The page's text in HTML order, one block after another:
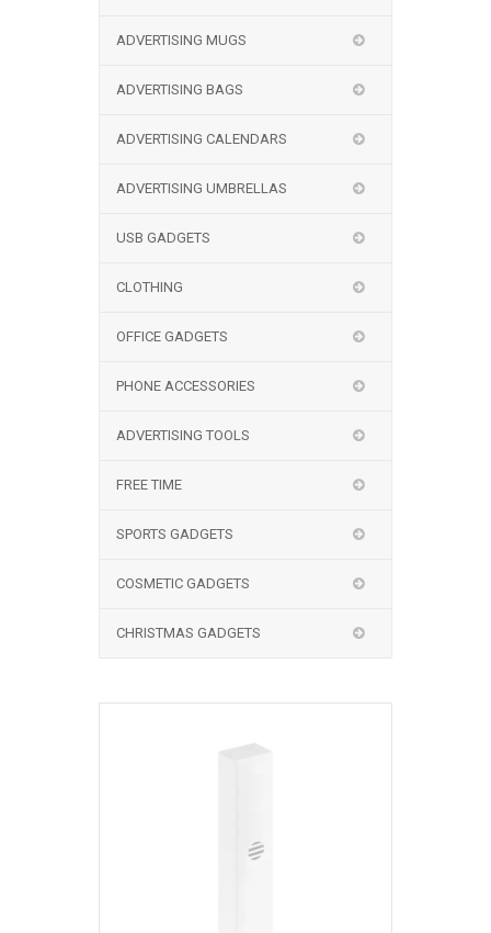
ADVERTISING MUGS
ADVERTISING BAGS
ADVERTISING CALENDARS
ADVERTISING UMBRELLAS
USB GADGETS
CLOTHING
OFFICE GADGETS
PHONE ACCESSORIES
ADVERTISING TOOLS
FREE TIME
SPORTS GADGETS
COSMETIC GADGETS
CHRISTMAS GADGETS